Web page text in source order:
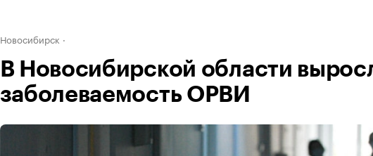
Новосибирск
В Новосибирской области
заболеваемость ОРВИ